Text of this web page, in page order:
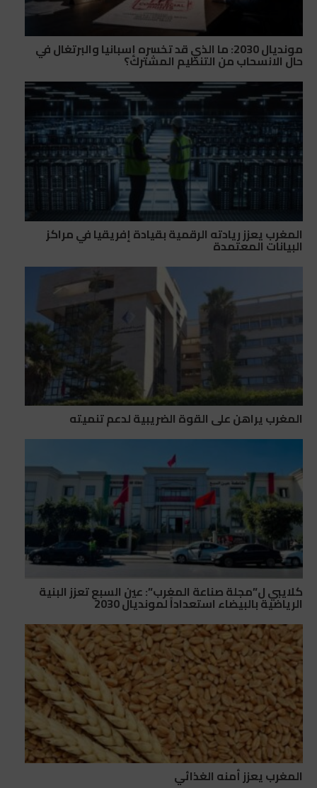
مونديال 2030: ما الذي قد تخسره إسبانيا والبرتغال في
حال الانسحاب من التنظيم المشترك؟
المغرب يعزز ريادته الرقمية بقيادة إفريقيا في مراكز
البيانات المعتمدة
المغرب يراهن على القوة الضريبية لدعم تنميته
كلايبي ل”مجلة صناعة المغرب”: عين السبع تعزز البنية
الرياضية بالبيضاء استعداداً لمونديال 2030
المغرب يعزز أمنه الغذائي